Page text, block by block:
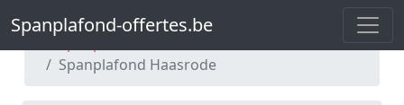
Spanplafond-offertes.be
Spanplafond-offertes.be
Spanplafond Haasrode